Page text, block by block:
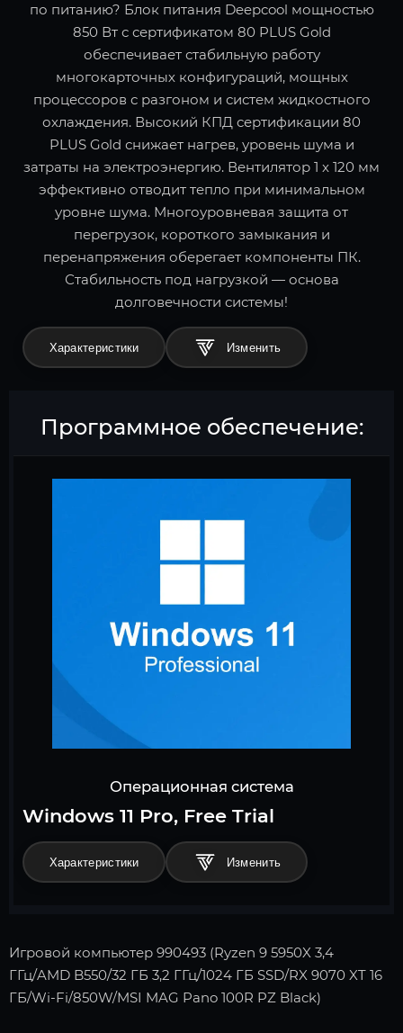
по питанию? Блок питания Deepcool мощностью
850 Вт с сертификатом 80 PLUS Gold
обеспечивает стабильную работу
многокарточных конфигураций, мощных
процессоров с разгоном и систем жидкостного
охлаждения. Высокий КПД сертификации 80
PLUS Gold снижает нагрев, уровень шума и
затраты на электроэнергию. Вентилятор 1 x 120 мм
эффективно отводит тепло при минимальном
уровне шума. Многоуровневая защита от
перегрузок, короткого замыкания и
перенапряжения оберегает компоненты ПК.
Стабильность под нагрузкой — основа
долговечности системы!
Характеристики
Программное обеспечение:
Операционная система
Windows 11 Pro, Free Trial
Характеристики
Игровой компьютер 990493 (Ryzen 9 5950X 3,4
ГГц/AMD B550/32 ГБ 3,2 ГГц/1024 ГБ SSD/RX 9070 XT 16
ГБ/Wi-Fi/850W/MSI MAG Pano 100R PZ Black)